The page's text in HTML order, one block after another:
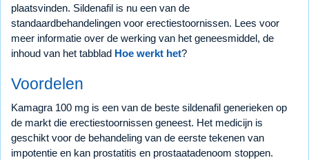
plaatsvinden. Sildenafil is nu een van de
standaardbehandelingen voor erectiestoornissen. Lees voor
meer informatie over de werking van het geneesmiddel, de
inhoud van het tabblad Hoe werkt het?
Voordelen
Kamagra 100 mg is een van de beste sildenafil generieken op
de markt die erectiestoornissen geneest. Het medicijn is
geschikt voor de behandeling van de eerste tekenen van
impotentie en kan prostatitis en prostaatadenoom stoppen.